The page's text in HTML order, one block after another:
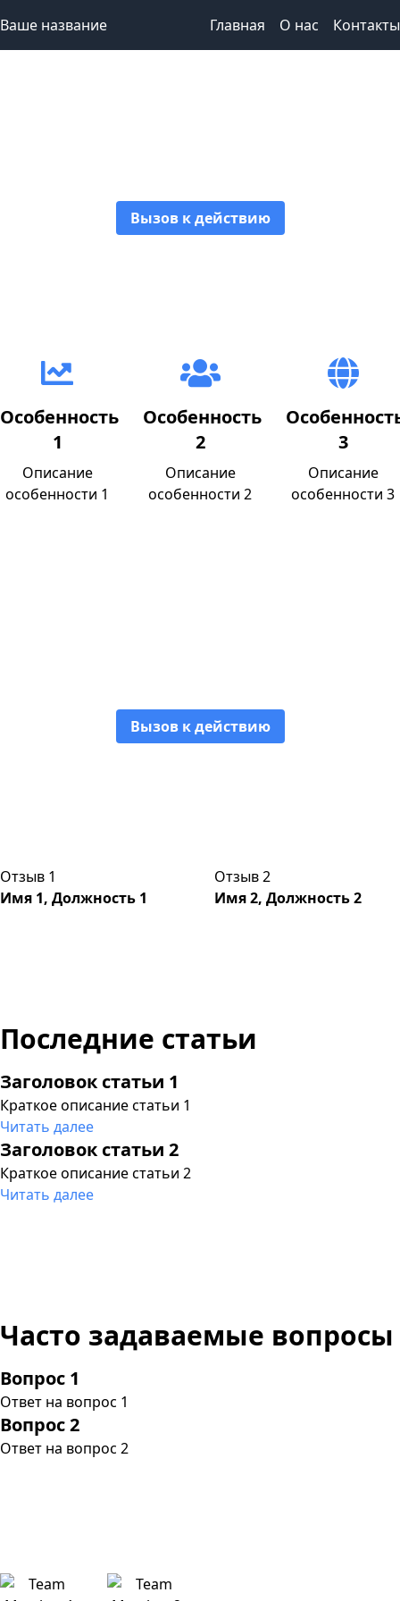
Ваше название Главная О нас Контакты
Вызов к действию
Особенность
1
Описание
особенности 1
Особенность
2
Описание
особенности 2
3
Описание
особенности 3
Вызов к действию
Отзыв 1
Имя 1, Должность 1
Отзыв 2
Имя 2, Должность 2
Последние статьи
Заголовок статьи 1
Краткое описание статьи 1
Читать далее
Заголовок статьи 2
Краткое описание статьи 2
Читать далее
Часто задаваемые вопросы
Вопрос 1
Ответ на вопрос 1
Вопрос 2
Ответ на вопрос 2